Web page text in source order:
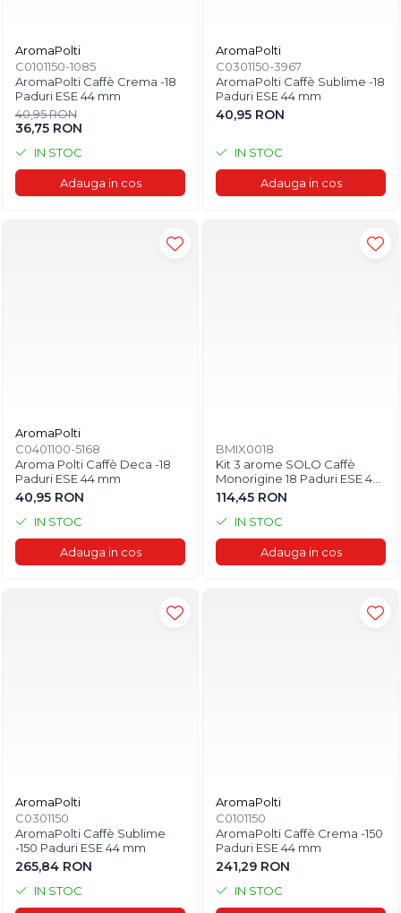
AromaPolti
C0101150-1085
AromaPolti Caffè Crema -18
Paduri ESE 44 mm
40,95 RON
36,75 RON
IN STOC
Adauga in cos
AromaPolti
C0301150-3967
AromaPolti Caffè Sublime -18
Paduri ESE 44 mm
40,95 RON
IN STOC
Adauga in cos
AromaPolti
C0401100-5168
Aroma Polti Caffè Deca -18
Paduri ESE 44 mm
40,95 RON
IN STOC
Adauga in cos
BMIX0018
Kit 3 arome SOLO Caffè
Monorigine 18 Paduri ESE 44
mm
114,45 RON
IN STOC
Adauga in cos
AromaPolti
C0301150
AromaPolti Caffè Sublime
-150 Paduri ESE 44 mm
265,84 RON
IN STOC
AromaPolti
C0101150
AromaPolti Caffè Crema -150
Paduri ESE 44 mm
241,29 RON
IN STOC